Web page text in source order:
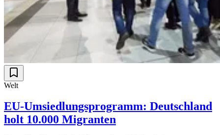
Welt
EU-Umsiedlungsprogramm: Deutschland
holt 10.000 Migranten